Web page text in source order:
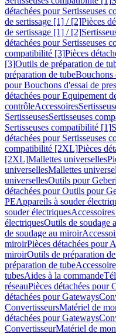
détachées pour Sertisseuses
de sertissage [1] / [2]Pièces
de sertissage [1] / [2]
détachées pour Sertisseuses
compatibilité [3]Pièces
[3]Outils de préparation de
préparation de tubeBouchons
pour Bouchons d'essai de
détachées pour Equipement
contrôleAccessoires
SertisseusesSertisseuses
Sertisseuses compatibilité [1]
détachées pour Sertisseuses
compatibilité [2XL]Pièces
[2XL]Mallettes universelles
universellesMallettes
universellesOutils pour
détachées pour Outils pour
PEAppareils à souder
souder électriques
électriquesOutils de soudage
de soudage au miroir
miroirPièces détachées pour
miroirOutils de préparation
préparation de tube
tubesAides à la commande
réseauPièces détachées pour
détachées pour Gateways
ConvertisseursMatériel de
détachées pour Gateways
ConvertisseurMatériel de